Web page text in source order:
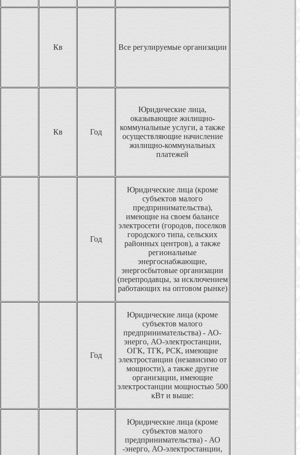
Кв Все регулируемые организации
Кв Год
Юридические лица,
оказывающие жилищно-
коммунальные услуги, а также
осуществляющие начисление
жилищно-коммунальных
платежей
Год
Юридические лица (кроме
субъектов малого
предпринимательства),
имеющие на своем балансе
электросети (городов, поселков
городского типа, сельских
районных центров), а также
региональные
энергоснабжающие,
энергосбытовые организации
(перепродавцы, за исключением
работающих на оптовом рынке)
Год
Юридические лица (кроме
субъектов малого
предпринимательства) - АО-
энерго, АО-электростанции,
ОГК, ТГК, РСК, имеющие
электростанции (независимо от
мощности), а также другие
организации, имеющие
электростанции мощностью 500
кВт и выше:
Юридические лица (кроме
субъектов малого
предпринимательства) - АО
-энерго, АО-электростанции,